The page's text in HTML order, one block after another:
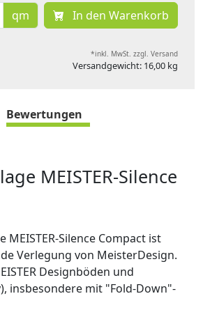
qm In den Warenkorb
*inkl. MwSt. zzgl. Versand
Versandgewicht: 16,00 kg
Bewertungen
MEISTER-Silence
Silence Compact ist
Verlegung von MeisterDesign.
Designböden und
insbesondere mit "Fold-Down"-